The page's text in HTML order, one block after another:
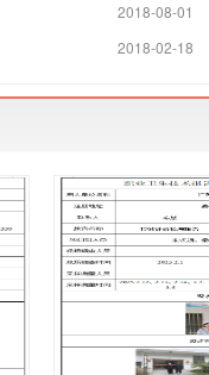
2018-08-01
2018-02-18